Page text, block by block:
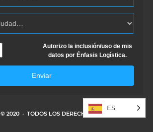
Autorizo la inclusión/uso de mis
datos por Énfasis Logística.
Enviar
© 2020 · TODOS LOS DERECHOS RESERVADOS
ES